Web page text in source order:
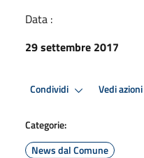
Data :
29 settembre 2017
Condividi Vedi azioni
Categorie:
News dal Comune